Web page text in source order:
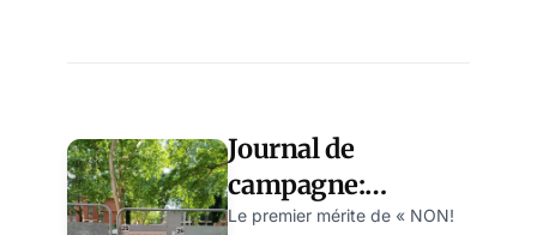
Journal de
campagne:
mobiliser l’énergie
Le premier mérite de « NON!